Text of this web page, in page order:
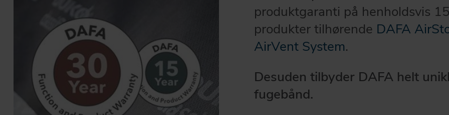
produktgaranti på henholdsvis
produkter tilhørende DAFA
AirVent System.
Desuden tilbyder DAFA helt
fugebånd.